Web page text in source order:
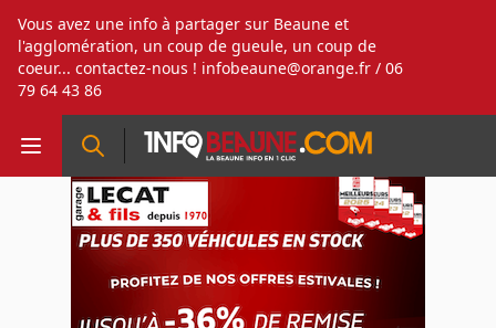
Vous avez une info à partager sur Beaune et
l'agglomération, un coup de gueule, un coup de
coeur... contactez-nous ! infobeaune@orange.fr / 06
79 64 43 86